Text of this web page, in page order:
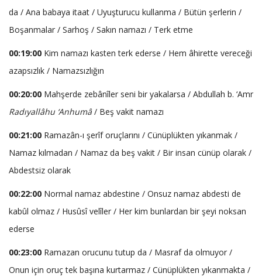
da / Ana babaya itaat / Uyuşturucu kullanma / Bütün şerlerin /
Boşanmalar / Sarhoş / Sakın namazı / Terk etme
00:19:00 Kim namazı kasten terk ederse / Hem âhirette vereceği
azapsızlık / Namazsızlığın
00:20:00 Mahşerde zebânîler seni bir yakalarsa / Abdullah b. ‘Amr
Radıyallâhu ‘Anhumâ/ Beş vakit namazı
00:21:00 Ramazân-ı şerîf oruçlarını / Cünüplükten yıkanmak /
Namaz kılmadan / Namaz da beş vakit / Bir insan cünüp olarak /
Abdestsiz olarak
00:22:00 Normal namaz abdestine / Onsuz namaz abdesti de
kabûl olmaz / Husûsî velîler / Her kim bunlardan bir şeyi noksan
ederse
00:23:00 Ramazan orucunu tutup da / Masraf da olmuyor /
Onun için oruç tek başına kurtarmaz / Cünüplükten yıkanmakta /